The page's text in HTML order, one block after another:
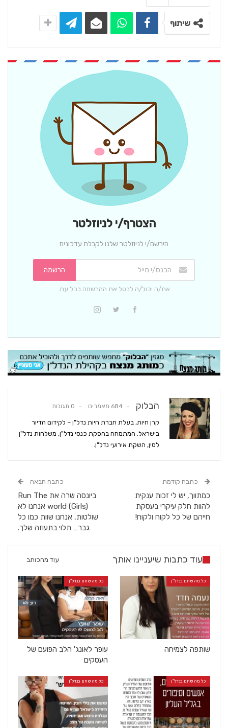
שיתוף
הצטרף/י לניוזלטר
הירשם/י לניוזלטר שלנו לקבלת עדכונים
הרשמה
את/ה יכול/ה לבטל את ההרשמה בכל עת.
הבלוק 684 מאמרים 0 תגובות
קרן חיות, בעלת חברת חיות נדל"ן – לקידום הדיור
בישראל. המתמחה בהפקת כנסי נדל"ן, משלחות נדל"ן
לסין, השקת אירועי נדל"ן.
כתבה קודמת
כמתווך, יש לי זכות ענקית
להוות חלק עיקרי בעסקת
חייהם של כל לקוח ולקוח!
כתבה הבאה
ביונסה שרה את Run The
world (Girls) אנחנו לא
שולטות, אנחנו שוות כמו כל
גבר… תלוי בתעוזה שלך.
עוד כתבות שיעניינו אותך עוד מהכותב
כל מה שחם בנדל"ן
שותפה לצמיחה
כל מה שחם בנדל"ן
עופר לאונג' הלב הפועם של
העסקים
כל מה שחם בנדל"ן כל מה שחם בנדל"ן